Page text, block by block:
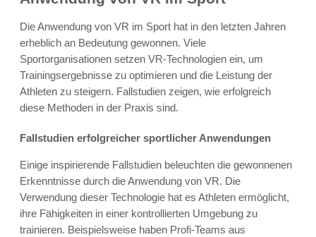
Die Anwendung von VR im Sport hat in den letzten Jahren
erheblich an Bedeutung gewonnen. Viele
Sportorganisationen setzen VR-Technologien ein, um
Trainingsergebnisse zu optimieren und die Leistung der
Athleten zu steigern. Fallstudien zeigen, wie erfolgreich
diese Methoden in der Praxis sind.
Fallstudien erfolgreicher sportlicher Anwendungen
Einige inspirierende Fallstudien beleuchten die gewonnenen
Erkenntnisse durch die Anwendung von VR. Die
Verwendung dieser Technologie hat es Athleten ermöglicht,
ihre Fähigkeiten in einer kontrollierten Umgebung zu
trainieren. Beispielsweise haben Profi-Teams aus